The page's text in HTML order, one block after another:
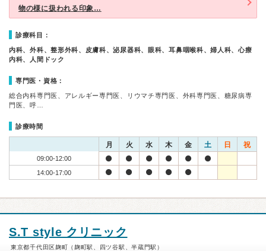
物の様に扱われる印象…
診療科目：
内科、外科、整形外科、皮膚科、泌尿器科、眼科、耳鼻咽喉科、婦人科、心療
内科、人間ドック
専門医・資格：
総合内科専門医、アレルギー専門医、リウマチ専門医、外科専門医、糖尿病専
門医、呼…
診療時間
月 火 水 木 金 土 日 祝
09:00-12:00
14:00-17:00
S.T style クリニック
東京都千代田区麹町（麹町駅、四ツ谷駅、半蔵門駅）